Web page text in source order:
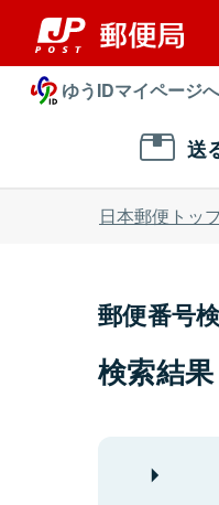
ゆうIDマイページへ
送
日本郵便トッ
郵便番号
検索結果